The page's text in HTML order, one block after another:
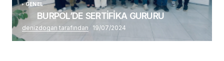
GENEL
BURPOL’DE SERTİFİKA GURURU
denizdogan tarafından 19/07/2024